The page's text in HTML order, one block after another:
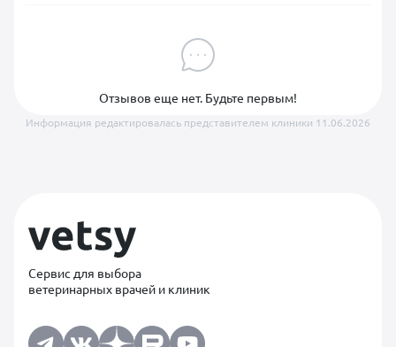
Отзывов еще нет. Будьте первым!
Информация редактировалась представителем клиники 11.06.2026
Сервис для выбора
ветеринарных врачей и клиник